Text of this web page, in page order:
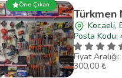
Öne Çıkan
Türkmen
Kocaeli,
Posta Kodu:
Fiyat
300,00 ₺